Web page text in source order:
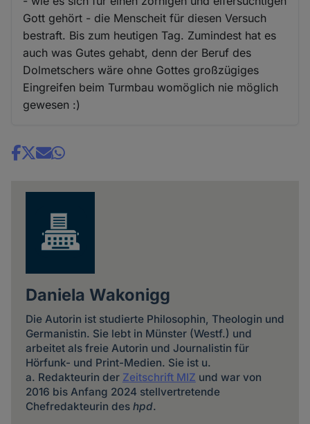
Gott gehört - die Menscheit für diesen Versuch
bestraft. Bis zum heutigen Tag. Zumindest hat es
auch was Gutes gehabt, denn der Beruf des
Dolmetschers wäre ohne Gottes großzügiges
Eingreifen beim Turmbau womöglich nie möglich
gewesen :)
Share
Daniela Wakonigg
Die Autorin ist studierte Philosophin, Theologin und
Germanistin. Sie lebt in Münster (Westf.) und
arbeitet als freie Autorin und Journalistin für
Hörfunk- und Print-Medien. Sie ist u.
a. Redakteurin der Zeitschrift MIZ und war von
2016 bis Anfang 2024 stellvertretende
Chefredakteurin des hpd.